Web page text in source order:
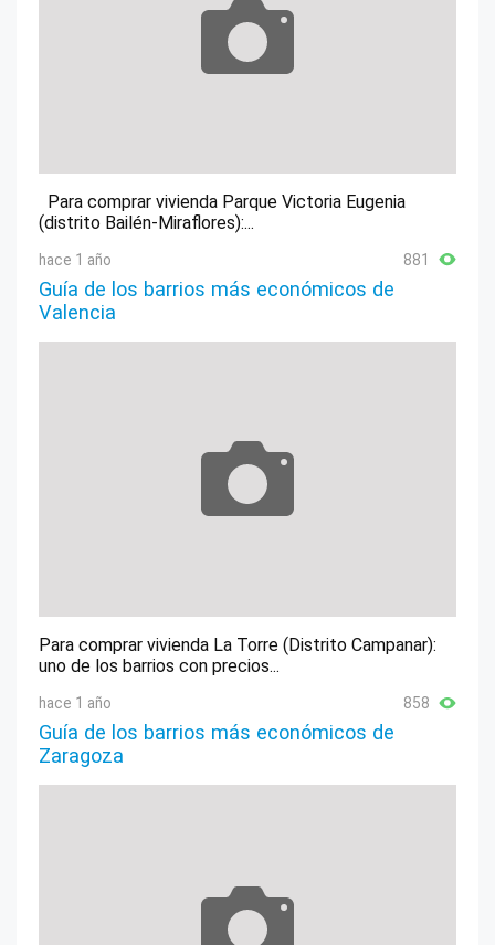
Para comprar vivienda Parque Victoria Eugenia
(distrito Bailén-Miraflores):...
hace 1 año 881
Guía de los barrios más económicos de
Valencia
Para comprar vivienda La Torre (Distrito Campanar):
uno de los barrios con precios...
hace 1 año 858
Guía de los barrios más económicos de
Zaragoza